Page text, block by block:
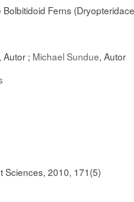
Ferns
, Autor ; Michael Sundue, Autor
Sciences, 2010, 171(5)